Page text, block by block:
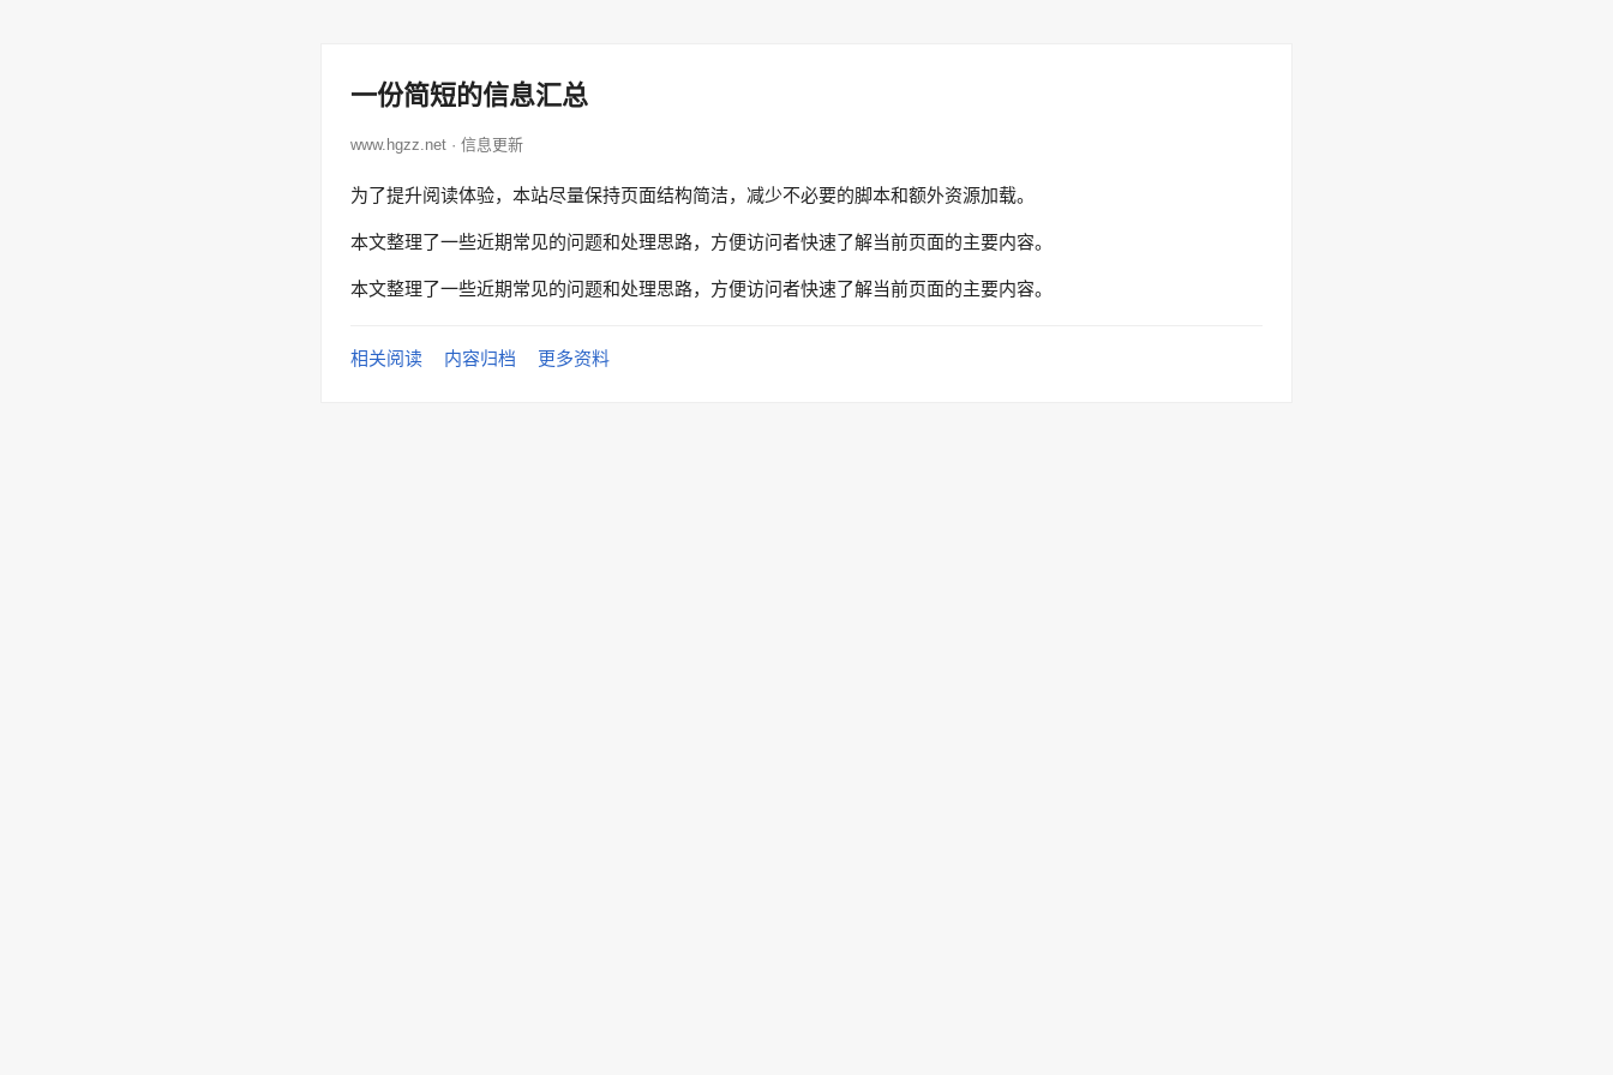
一份简短的信息汇总
www.hgzz.net · 信息更新
为了提升阅读体验，本站尽量保持页面结构简洁，减少不必要的脚本和额外资源加载。
本文整理了一些近期常见的问题和处理思路，方便访问者快速了解当前页面的主要内容。
本文整理了一些近期常见的问题和处理思路，方便访问者快速了解当前页面的主要内容。
相关阅读 内容归档 更多资料